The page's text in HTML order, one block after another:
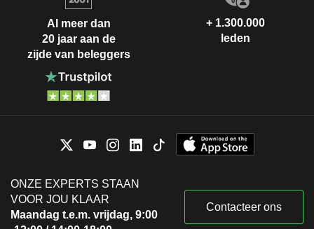
Al meer dan
20 jaar aan de
zijde van beleggers
+ 1.300.000
leden
ONZE EXPERTS STAAN
VOOR JOU KLAAR
Maandag t.e.m. vrijdag, 9:00
Contacteer ons